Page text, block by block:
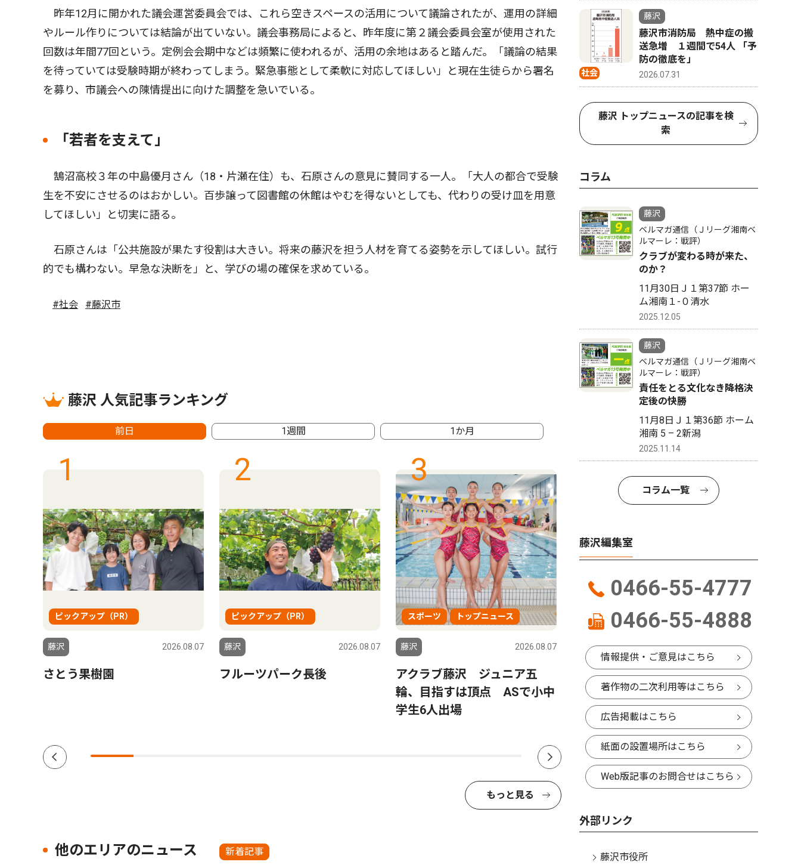
昨年12月に開かれた議会運営委員会では、これら空きスペースの活用について議論されたが、運用の詳細
やルール作りについては結論が出ていない。議会事務局によると、昨年度に第２議会委員会室が使用された
回数は年間77回という。定例会会期中などは頻繁に使われるが、活用の余地はあると踏んだ。「議論の結果
を待っていては受験時期が終わってしまう。緊急事態として柔軟に対応してほしい」と現在生徒らから署名
を募り、市議会への陳情提出に向けた調整を急いでいる。
「若者を支えて」
鵠沼高校３年の中島優月さん（18・片瀬在住）も、石原さんの意見に賛同する一人。「大人の都合で受験
生を不安にさせるのはおかしい。百歩譲って図書館の休館はやむを得ないとしても、代わりの受け皿を用意
してほしい」と切実に語る。
石原さんは「公共施設が果たす役割は大きい。将来の藤沢を担う人材を育てる姿勢を示してほしい。試行
的でも構わない。早急な決断を」と、学びの場の確保を求めている。
#社会 #藤沢市
藤沢 人気記事ランキング
前日 1週間 1か月
1
ピックアップ（PR）
藤沢 2026.08.07
さとう果樹園
2
ピックアップ（PR）
藤沢 2026.08.07
フルーツパーク長後
3
スポーツ トップニュース
藤沢 2026.08.07
アクラブ藤沢 ジュニア五
輪、目指すは頂点 ASで小中
学生6人出場
4
ピックアップ（PR）
藤沢 2026.08.07
神山(こうやま)果樹園
1500万
へ
もっと見る
他のエリアのニュース 新着記事
社会
藤沢
藤沢市消防局 熱中症の搬
送急増 １週間で54人 「予
防の徹底を」
2026.07.31
藤沢 トップニュースの記事を検
索
コラム
藤沢
ベルマガ通信（Ｊリーグ湘南ベ
ルマーレ：戦評）
クラブが変わる時が来た、
のか？
11月30日Ｊ１第37節 ホー
ム湘南１-０清水
2025.12.05
藤沢
ベルマガ通信（Ｊリーグ湘南ベ
ルマーレ：戦評）
責任をとる文化なき降格決
定後の快勝
11月8日Ｊ１第36節 ホーム
湘南 5 – 2新潟
2025.11.14
コラム一覧
藤沢編集室
0466-55-4777
0466-55-4888
情報提供・ご意見はこちら
著作物の二次利用等はこちら
広告掲載はこちら
紙面の設置場所はこちら
Web版記事のお問合せはこちら
外部リンク
藤沢市役所